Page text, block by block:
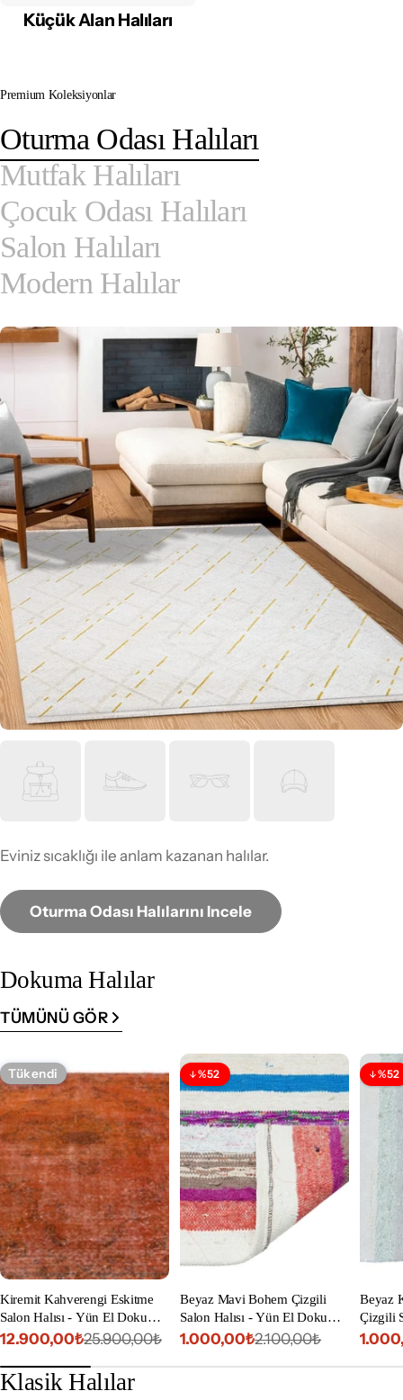
Küçük Alan Halıları
Premium Koleksiyonlar
Oturma Odası Halıları
Mutfak Halıları
Çocuk Odası Halıları
Salon Halıları
Modern Halılar
Eviniz sıcaklığı ile anlam kazanan halılar.
Oturma Odası Halılarını Incele
Dokuma Halılar
TÜMÜNÜ GÖR
Tükendi
Kiremit Kahverengi Eskitme
Salon Halısı - Yün El Dokuma
181x271 cm
İndirimli
fiyat
12.900,00₺
Normal
fiyat
25.900,00₺
%52
İndirim
Beyaz Mavi Bohem Çizgili
Salon Halısı - Yün El Dokuma
57x169 cm
İndirimli
fiyat
1.000,00₺
Normal
fiyat
2.100,00₺
%52
Beyaz
Çizgili
fiyat
fiyat
Klasik Halılar